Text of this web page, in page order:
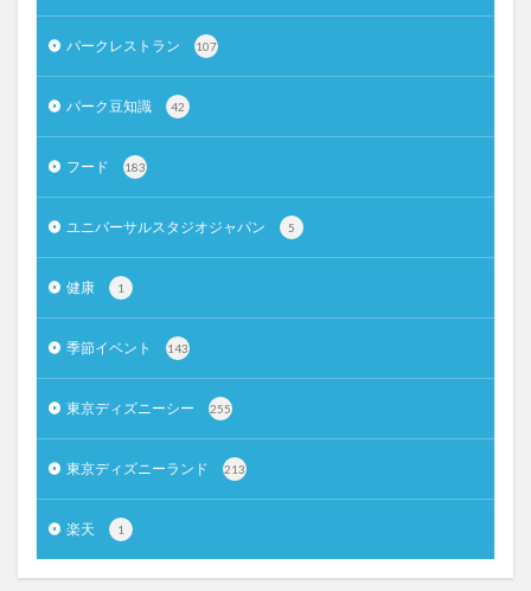
パークレストラン 107
パーク豆知識 42
フード 183
ユニバーサルスタジオジャパン 5
健康 1
季節イベント 143
東京ディズニーシー 255
東京ディズニーランド 213
楽天 1